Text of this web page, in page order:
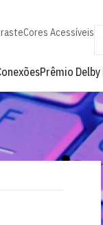
Cores Acessíveis
Prêmio